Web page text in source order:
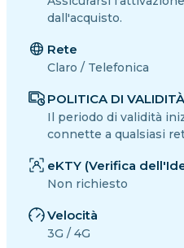
dall'acquisto.
Rete
Claro / Telefonica
POLITICA DI VALIDITÀ
Il periodo di validità
connette a qualsiasi
eKTY (Verifica
Non richiesto
Velocità
3G / 4G